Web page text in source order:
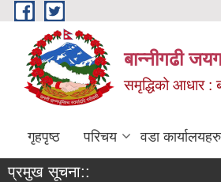
Skip to main content
बान्नीगढी
समृद्धिको आधार :
गृहपृष्ठ परिचय वडा कार्यालयहरु
प्रमुख सूचना::